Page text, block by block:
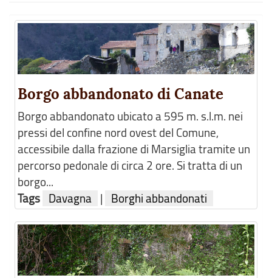
Borgo abbandonato di Canate
Borgo abbandonato ubicato a 595 m. s.l.m. nei
pressi del confine nord ovest del Comune,
accessibile dalla frazione di Marsiglia tramite un
percorso pedonale di circa 2 ore. Si tratta di un
borgo...
Tags Davagna | Borghi abbandonati